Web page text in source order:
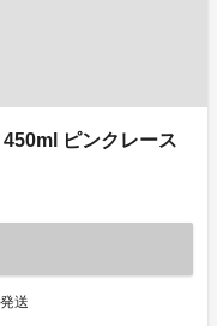
ピンクレース
送